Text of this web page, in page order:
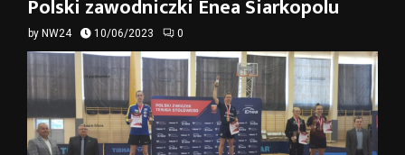
Polski zawodniczki Enea Siarkopolu
by NW24 10/06/2023 0